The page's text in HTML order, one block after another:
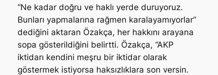
“Ne kadar doğru ve haklı yerde duruyoruz.
Bunları yapmalarına rağmen karalayamıyorlar”
dediğini aktaran Özakça, her hakkını arayana
sopa gösterildiğini belirtti. Özakça, “AKP
iktidarı kendini meşru bir iktidar olarak
göstermek istiyorsa haksızlıklara son versin.